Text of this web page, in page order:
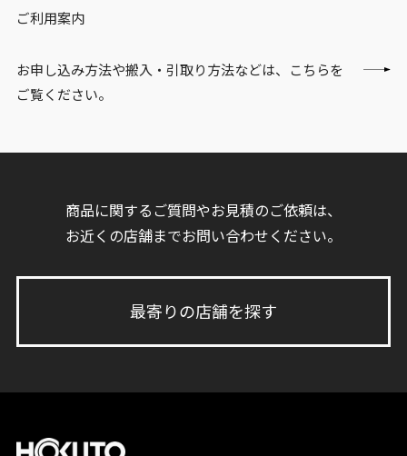
ご利用案内
お申し込み方法や搬入・引取り方法などは、こちらを
ご覧ください。
商品に関するご質問やお見積のご依頼は、
お近くの店舗までお問い合わせください。
最寄りの店舗を探す